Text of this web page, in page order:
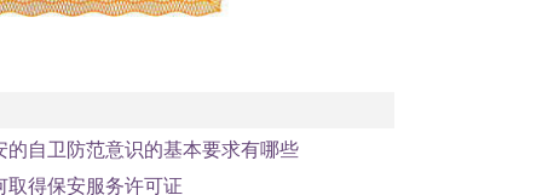
的自卫防范意识的基本要求有哪些
取得保安服务许可证